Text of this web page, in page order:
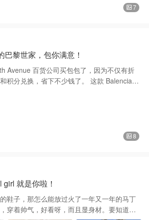
耐看，造型感十足，而且里面有加棉，特别暖
7
黎世家，包你满意！
Avenue 百货公司买包包了，因为不仅有折
换，省下不少钱了。 这款 Balenciaga
以斜背呢，大家可以看到它多次出现在我的穿
型和现代工艺闻名。 该品牌现位于巴黎，由
手袋，鞋子和配饰。 谢谢大家的喜欢和支持。❤️❤️
8
就是你啦！
鞋子，那怎么能放过火了一年又一年的马丁
穿着帅气，好看呀，而且显身材。要知道，